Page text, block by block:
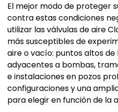
El mejor modo de proteger
contra estas condiciones
utilizar las válvulas de aire
más susceptibles de
aire o vacío: puntos altos
adyacentes a bombas,
e instalaciones en pozos
configuraciones y una
para elegir en función de la